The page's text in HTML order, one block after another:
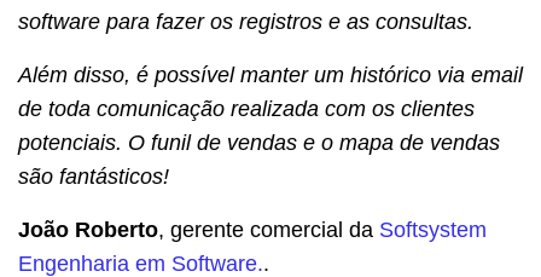
software para fazer os registros e as consultas.
Além disso, é possível manter um histórico via email
de toda comunicação realizada com os clientes
potenciais. O funil de vendas e o mapa de vendas
são fantásticos!
João Roberto, gerente comercial da Softsystem
Engenharia em Software..